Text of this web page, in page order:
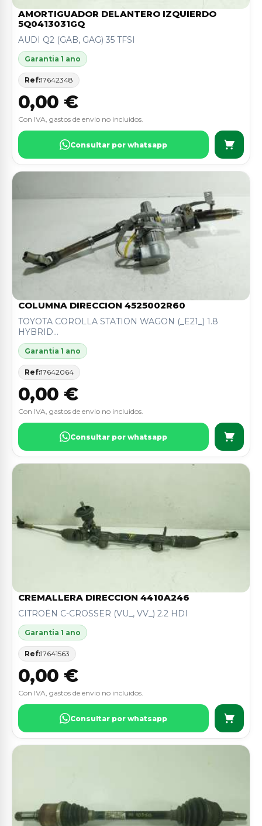
AMORTIGUADOR DELANTERO IZQUIERDO
5Q0413031GQ
AUDI Q2 (GAB, GAG) 35 TFSI
Garantia 1 ano
Ref:17642348
0,00 €
Con IVA, gastos de envio no incluidos.
Consultar por whatsapp
COLUMNA DIRECCION 4525002R60
TOYOTA COROLLA STATION WAGON (_E21_) 1.8
HYBRID...
Garantia 1 ano
Ref:17642064
0,00 €
Con IVA, gastos de envio no incluidos.
Consultar por whatsapp
CREMALLERA DIRECCION 4410A246
CITROËN C-CROSSER (VU_, VV_) 2.2 HDI
Garantia 1 ano
Ref:17641563
0,00 €
Con IVA, gastos de envio no incluidos.
Consultar por whatsapp